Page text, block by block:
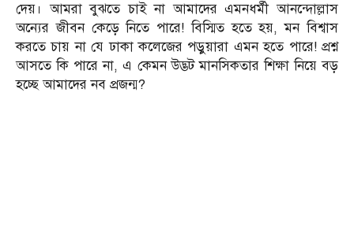
দেয়। আমরা বুঝতে চাই না আমাদের এমনধর্মী আনন্দোল্লাস
অন্যের জীবন কেড়ে নিতে পারে! বিস্মিত হতে হয়, মন বিশ্বাস
করতে চায় না যে ঢাকা কলেজের পড়ুয়ারা এমন হতে পারে! প্রশ্ন
আসতে কি পারে না, এ কেমন উদ্ভট মানসিকতার শিক্ষা নিয়ে বড়
হচ্ছে আমাদের নব প্রজন্ম?